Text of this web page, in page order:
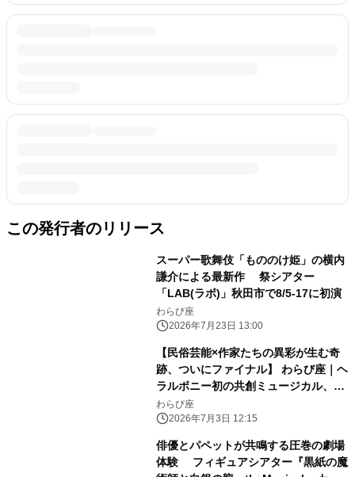
この発行者のリリース
スーパー歌舞伎「もののけ姫」の横内
謙介による最新作 祭シアター
「LAB(ラボ)」秋田市で8/5-17に初演
わらび座
2026年7月23日 13:00
【民俗芸能×作家たちの異彩が生む奇
跡、ついにファイナル】 わらび座｜ヘ
ラルボニー初の共創ミュージカル、来
場者4万人突破
わらび座
2026年7月3日 12:15
俳優とパペットが共鳴する圧巻の劇場
体験 フィギュアシアター『黒紙の魔